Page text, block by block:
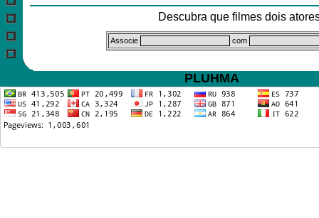
Descubra que filmes dois
Associe com
PLUHMA